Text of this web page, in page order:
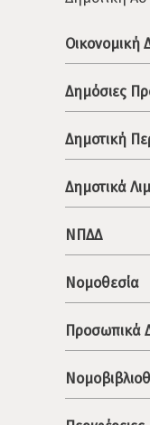
Οικονομική
Δημόσιες
Δημοτική
Δημοτικά
ΝΠΔΔ
Νομοθεσία
Προσωπικά